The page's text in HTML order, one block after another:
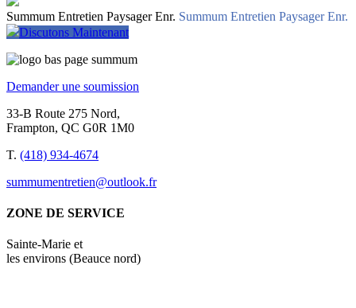
Summum Entretien Paysager Enr. Summum Entretien Paysager Enr.
Discutons Maintenant
Demander une soumission
33-B Route 275 Nord,
Frampton, QC G0R 1M0
T. (418) 934-4674
summumentretien@outlook.fr
ZONE DE SERVICE
Sainte-Marie et
les environs (Beauce nord)